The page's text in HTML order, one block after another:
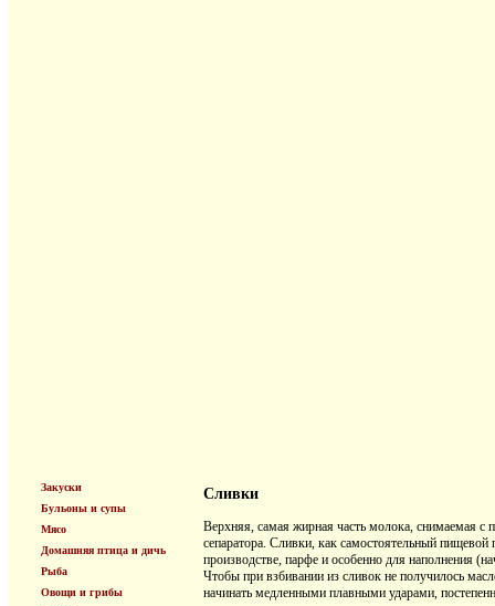
Закуски
Бульоны и супы
Мясо
Домашняя птица и дичь
Рыба
Овощи и грибы
Сливки
Верхняя, самая жирная часть молока, снимаемая с
сепаратора. Сливки, как самостоятельный
производстве, парфе и особенно для наполнения
Чтобы при взбивании из сливок не получилось
начинать медленными плавными ударами,